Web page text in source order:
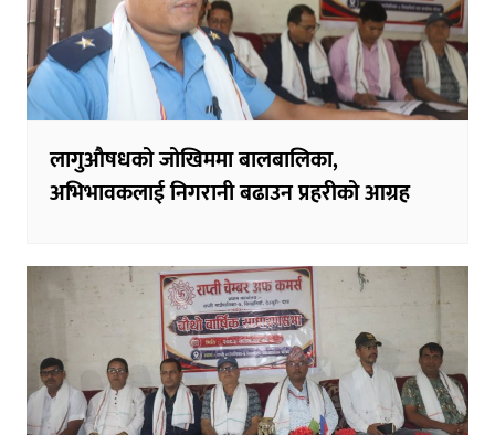
लागुऔषधको जोखिममा बालबालिका,
अभिभावकलाई निगरानी बढाउन प्रहरीको आग्रह